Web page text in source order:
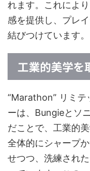
れます。これによ
感を提供し、プレ
結びつけています。
工業的美学を
“Marathon” リミテ
ーは、Bungieとソ
だことで、工業的
全体的にシャープ
せつつ、洗練され